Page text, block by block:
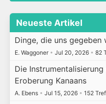
Neueste Artikel
Dinge, die uns gegeben
E. Waggoner • Jul 20, 2026 • 82
Die
Eroberung Kanaans
A. Ebens • Jul 15, 2026 • 152